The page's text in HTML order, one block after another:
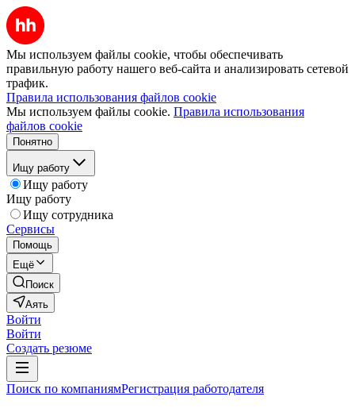
Мы используем файлы cookie, чтобы обеспечивать
правильную работу нашего веб-сайта и анализировать сетевой
трафик.
Правила использования файлов cookie
Мы используем файлы cookie. Правила использования
файлов cookie
Понятно
Ищу работу
Ищу работу
Ищу работу
Ищу сотрудника
Сервисы
Помощь
Ещё
Поиск
Аять
Войти
Войти
Создать резюме
Поиск по компаниямРегистрация работодателя